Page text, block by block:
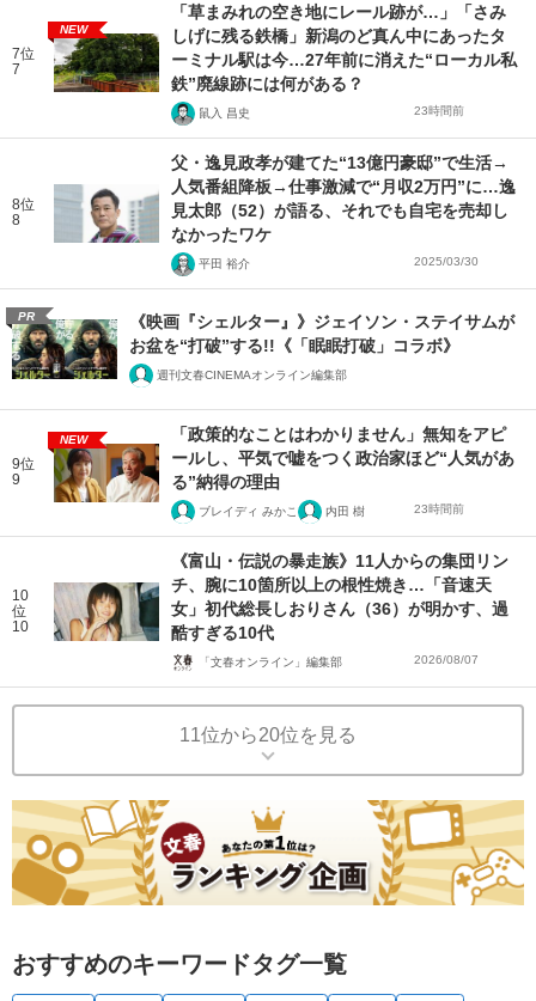
7位
7
NEW
「草まみれの空き地にレール跡が…」「さみ
しげに残る鉄橋」新潟のど真ん中にあったタ
ーミナル駅は今…27年前に消えた“ローカル私
鉄”廃線跡には何がある？
鼠入 昌史 23時間前
8位
8
父・逸見政孝が建てた“13億円豪邸”で生活→
人気番組降板→仕事激減で“月収2万円”に…逸
見太郎（52）が語る、それでも自宅を売却し
なかったワケ
平田 裕介 2025/03/30
PR
《映画『シェルター』》ジェイソン・ステイサムが
お盆を“打破”する!!《「眠眠打破」コラボ》
週刊文春CINEMAオンライン編集部
9位
9
NEW
「政策的なことはわかりません」無知をアピ
ールし、平気で嘘をつく政治家ほど“人気があ
る”納得の理由
ブレイディ みかこ 内田 樹 23時間前
10
位
10
《富山・伝説の暴走族》11人からの集団リン
チ、腕に10箇所以上の根性焼き…「音速天
女」初代総長しおりさん（36）が明かす、過
酷すぎる10代
「文春オンライン」編集部 2026/08/07
11位から20位を見る
おすすめのキーワードタグ一覧